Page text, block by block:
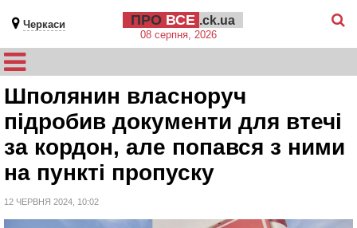
Черкаси ПРО ВСЕ .ck.ua
08 серпня, 2026
Шполянин власноруч
підробив документи для втечі
за кордон, але попався з ними
на пункті пропуску
12 ЧЕРВНЯ 2024, 10:02